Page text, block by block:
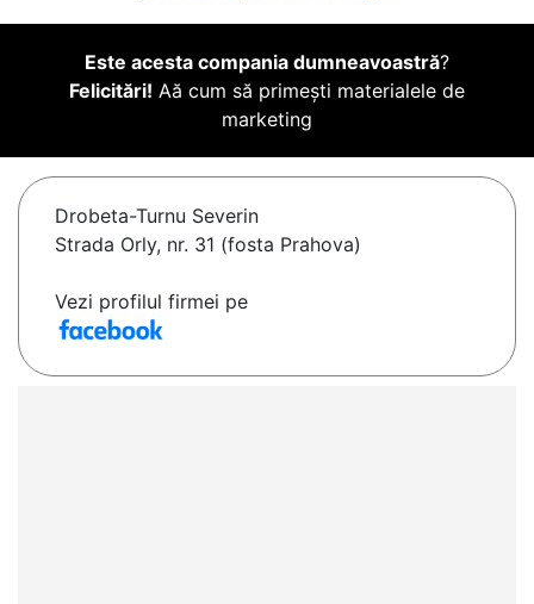
Este acesta compania dumneavoastră?
Felicitări! Aă cum să primești materialele de
marketing
Drobeta-Turnu Severin
Strada Orly, nr. 31 (fosta Prahova)
Vezi profilul firmei pe